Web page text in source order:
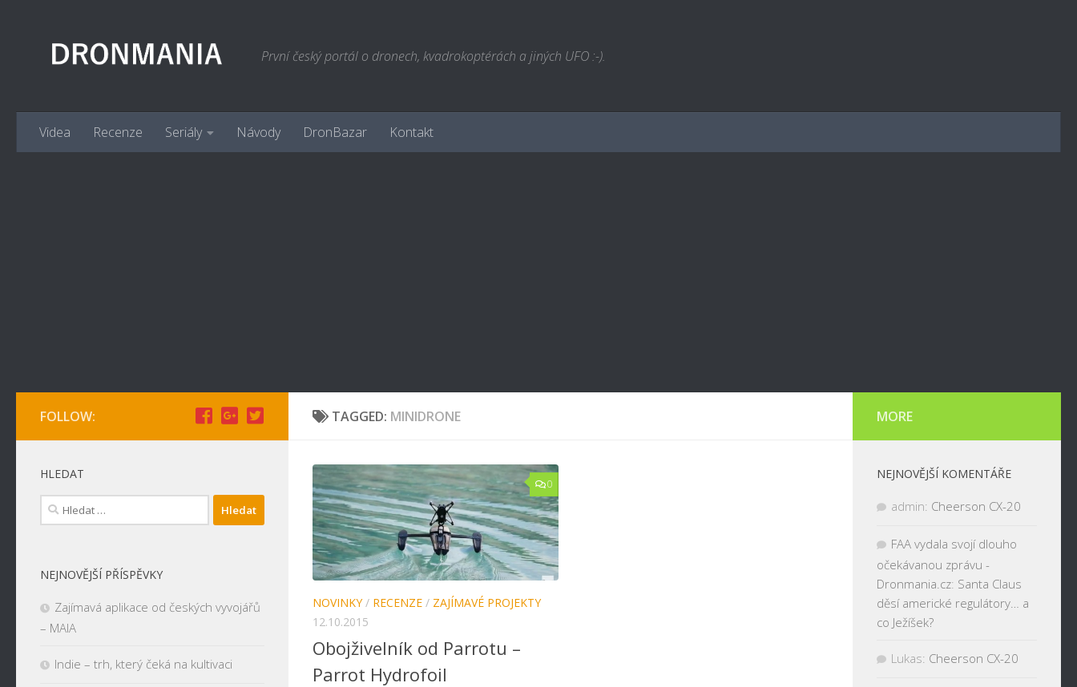
První český portál o dronech, kvadrokoptérách a jiných UFO :-).
Videa Recenze Seriály Návody DronBazar Kontakt
TAGGED: MINIDRONE
0
NOVINKY/ RECENZE / ZAJÍMAVÉ PROJEKTY
12.10.2015
Obojživelník od Parrotu –
Parrot Hydrofoil
FOLLOW:
HLEDAT
Vyhledávání
NEJNOVĚJŠÍ PŘÍSPĚVKY
Zajímavá aplikace od českých vyvojářů
– MAIA
Indie – trh, který čeká na kultivaci
MORE
NEJNOVĚJŠÍ KOMENTÁŘE
admin: Cheerson CX-20
FAA vydala svojí dlouho
očekávanou zprávu -
Dronmania.cz: Santa Claus
děsí americké regulátory… a
co Ježíšek?
Lukas: Cheerson CX-20